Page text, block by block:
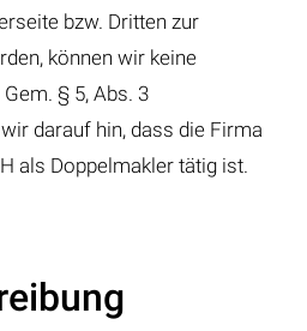
bzw. Dritten zur
können wir keine
§ 5, Abs. 3
darauf hin, dass die Firma
als Doppelmakler tätig ist.